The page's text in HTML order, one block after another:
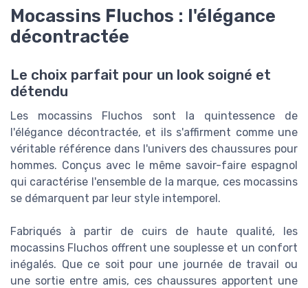
Mocassins Fluchos : l'élégance
décontractée
Le choix parfait pour un look soigné et
détendu
Les mocassins Fluchos sont la quintessence de
l'élégance décontractée, et ils s'affirment comme une
véritable référence dans l'univers des chaussures pour
hommes. Conçus avec le même savoir-faire espagnol
qui caractérise l'ensemble de la marque, ces mocassins
se démarquent par leur style intemporel.
Fabriqués à partir de cuirs de haute qualité, les
mocassins Fluchos offrent une souplesse et un confort
inégalés. Que ce soit pour une journée de travail ou
une sortie entre amis, ces chaussures apportent une